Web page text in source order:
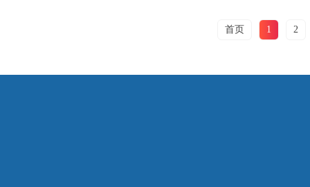
首页 1 2